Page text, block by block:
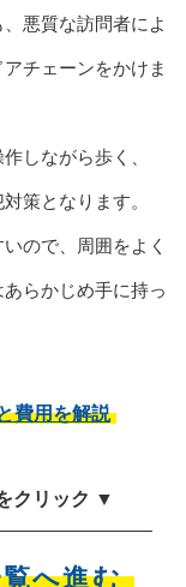
悪質な訪問者によ
チェーンをかけま
しながら歩く、
策となります。
ので、周囲をよく
らかじめ手に持っ
費用を解説
クリック ▼
へ進む